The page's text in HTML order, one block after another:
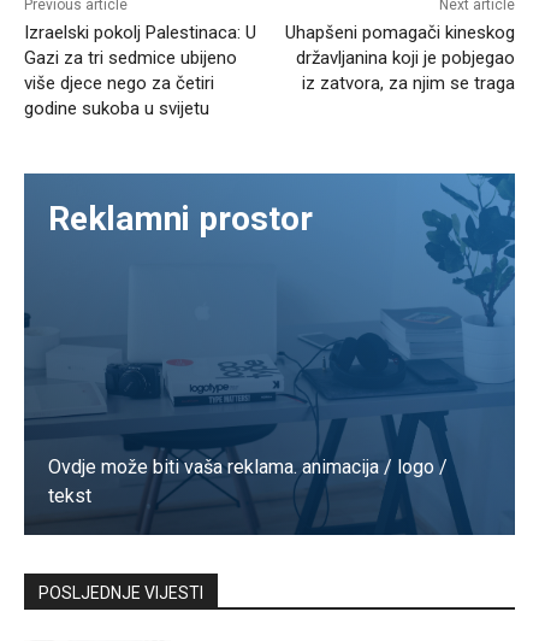
Previous article
Izraelski pokolj Palestinaca: U
Gazi za tri sedmice ubijeno
više djece nego za četiri
godine sukoba u svijetu
Next article
Uhapšeni pomagači kineskog
državljanina koji je pobjegao
iz zatvora, za njim se traga
Reklamni prostor
Ovdje može biti vaša reklama. animacija / logo /
tekst
Kontaktirajte nas
POSLJEDNJE VIJESTI